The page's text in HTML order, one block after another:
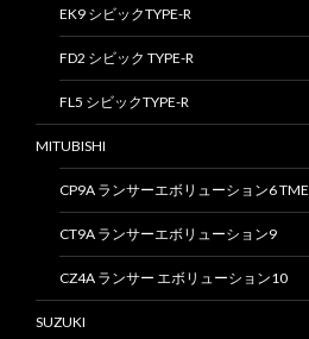
EK9 シビックTYPE-R
FD2 シビック TYPE-R
FL5 シビックTYPE-R
MITUBISHI
CP9A ランサーエボリューション6 TME
CT9A ランサーエボリューション9
CZ4A ランサー エボリューション10
SUZUKI